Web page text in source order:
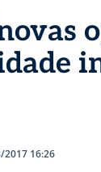
16:26